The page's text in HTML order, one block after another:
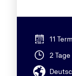
11
2 Tage